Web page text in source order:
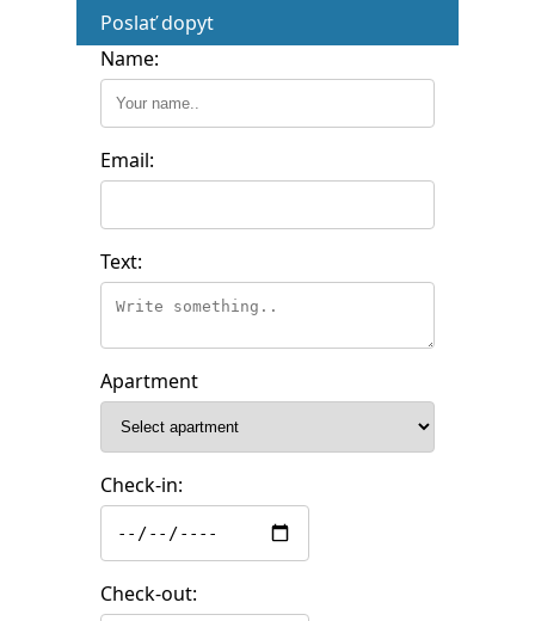
Poslať dopyt
Name:
Email:
Text:
Apartment
Check-in:
Check-out: